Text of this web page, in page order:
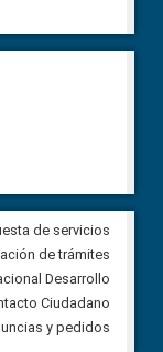
Ciudadana para
del asfaltado de
del cantón Santa
7 agosto, 2026
de servicios
de trámites
Desarrollo
Ciudadano
y pedidos